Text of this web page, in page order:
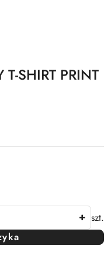
SHIRT PRINT
szt.